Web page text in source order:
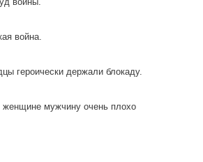
война.
героически держали блокаду.
мужчину очень плохо